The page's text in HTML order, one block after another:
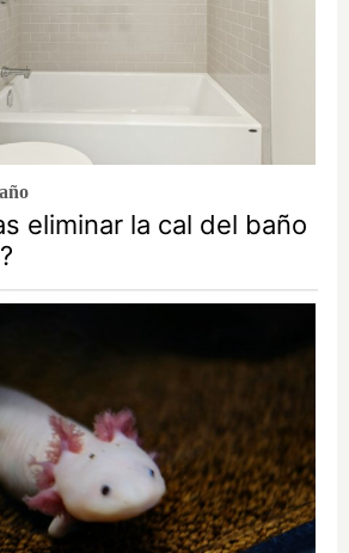
eliminar la cal del baño